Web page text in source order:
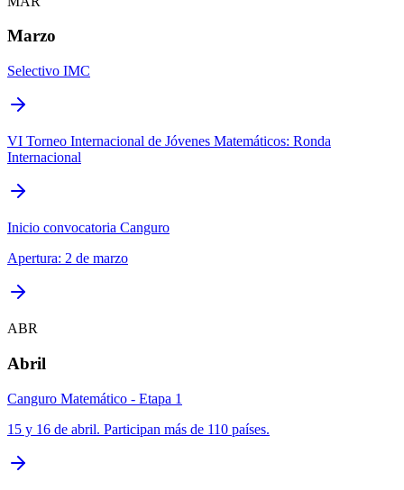
Marzo
Selectivo IMC
VI Torneo Internacional de Jóvenes Matemáticos: Ronda
Internacional
Inicio convocatoria Canguro
Apertura: 2 de marzo
ABR
Abril
Canguro Matemático - Etapa 1
15 y 16 de abril. Participan más de 110 países.